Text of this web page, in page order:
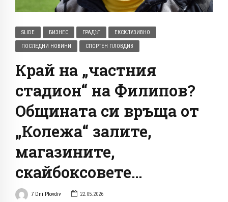
SLIDE БИЗНЕС ГРАДЪТ ЕКСКЛУЗИВНО
ПОСЛЕДНИ НОВИНИ СПОРТЕН ПЛОВДИВ
Край на „частния
стадион“ на Филипов?
Общината си връща от
„Колежа“ залите,
магазините,
скайбоксовете…
7 Dni Plovdiv 22.05.2026